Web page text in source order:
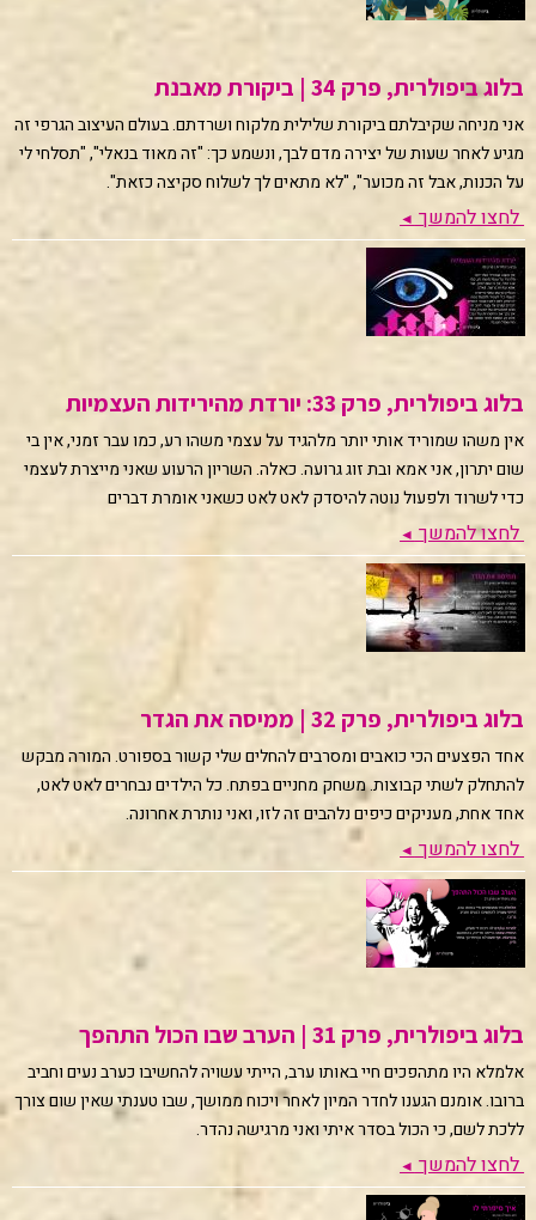
בלוג ביפולרית, פרק 34 | ביקורת מאבנת
אני מניחה שקיבלתם ביקורת שלילית מלקוח ושרדתם. בעולם העיצוב הגרפי זה
מגיע לאחר שעות של יצירה מדם לבך, ונשמע כך: "זה מאוד בנאלי", "תסלחי לי
על הכנות, אבל זה מכוער", "לא מתאים לך לשלוח סקיצה כזאת".
לחצו להמשך◄
בלוג ביפולרית, פרק 33: יורדת מהירידות העצמיות
אין משהו שמוריד אותי יותר מלהגיד על עצמי משהו רע, כמו עבר זמני, אין בי
שום יתרון, אני אמא ובת זוג גרועה. כאלה. השריון הרעוע שאני מייצרת לעצמי
כדי לשרוד ולפעול נוטה להיסדק לאט לאט כשאני אומרת דברים
לחצו להמשך◄
בלוג ביפולרית, פרק 32 | ממיסה את הגדר
אחד הפצעים הכי כואבים ומסרבים להחלים שלי קשור בספורט. המורה מבקש
להתחלק לשתי קבוצות. משחק מחניים בפתח. כל הילדים נבחרים לאט לאט,
אחד אחת, מעניקים כיפים נלהבים זה לזו, ואני נותרת אחרונה.
לחצו להמשך◄
בלוג ביפולרית, פרק 31 | הערב שבו הכול התהפך
אלמלא היו מתהפכים חיי באותו ערב, הייתי עשויה להחשיבו כערב נעים וחביב
ברובו. אומנם הגענו לחדר המיון לאחר ויכוח ממושך, שבו טענתי שאין שום צורך
ללכת לשם, כי הכול בסדר איתי ואני מרגישה נהדר.
לחצו להמשך◄